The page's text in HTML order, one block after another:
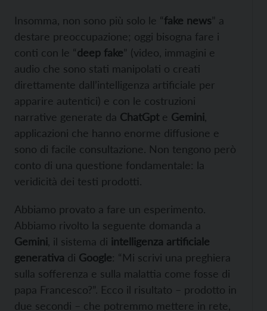
Insomma, non sono più solo le “fake news” a
destare preoccupazione; oggi bisogna fare i
conti con le “deep fake” (video, immagini e
audio che sono stati manipolati o creati
direttamente dall’intelligenza artificiale per
apparire autentici) e con le costruzioni
narrative generate da ChatGpte Gemini
applicazioni che hanno enorme diffusione e
sono di facile consultazione. Non tengono però
conto di una questione fondamentale: la
veridicità dei testi prodotti.
Abbiamo provato a fare un esperimento.
Abbiamo rivolto la seguente domanda a
Gemini , il sistema di intelligenza artificiale
generativa di Google: “Mi scrivi una preghiera
sulla sofferenza e sulla malattia come fosse di
papa Francesco?”. Ecco il risultato – prodotto in
due secondi – che potremmo mettere in rete,